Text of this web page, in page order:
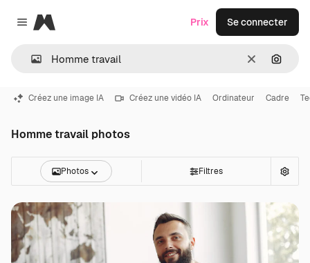
Close menu
Magnific
Effacer
Prix Se connecter
Créez une image IA Créez une vidéo IA Ordinateur Cadre
Homme travail photos
Photos Filtres